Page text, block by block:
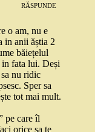
RĂSPUNDE
o am, nu e
in anii ăștia 2
băiețelul
fata lui. Deși
nu ridic
Sper sa
tot mai mult.
pe care îl
orice sa te